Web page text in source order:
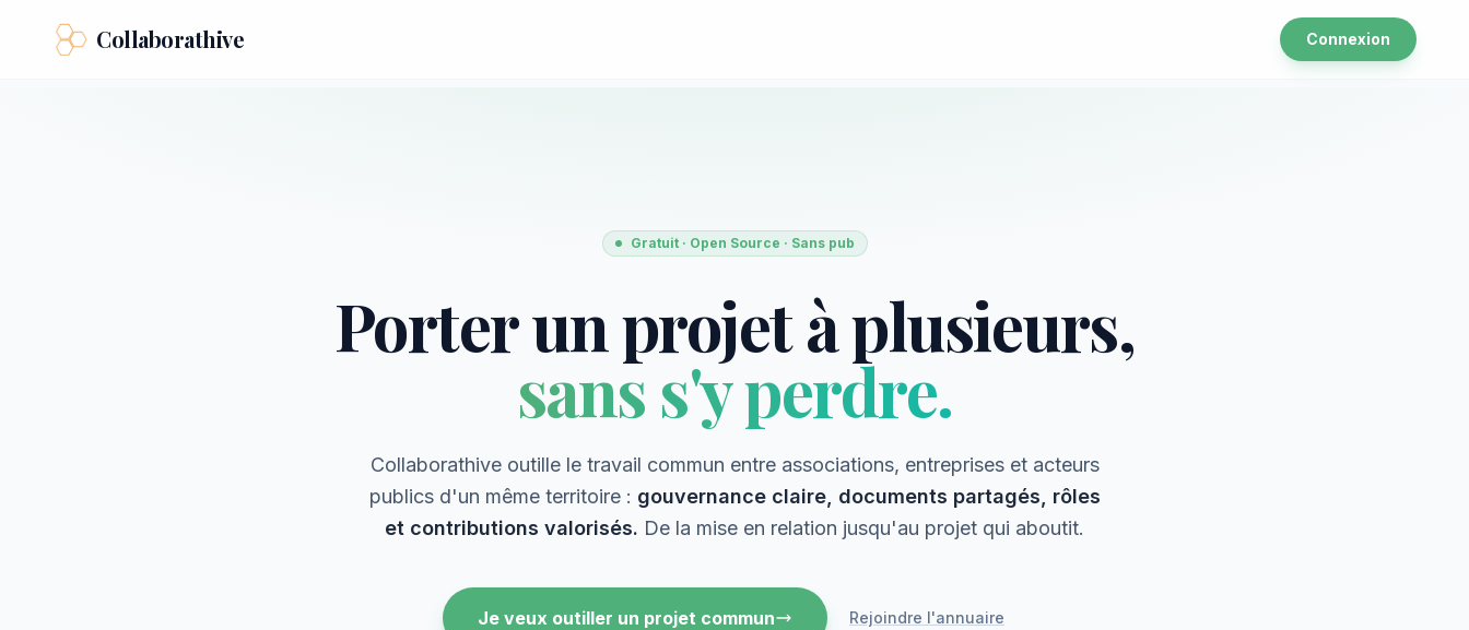
Collaborathive Connexion
Gratuit · Open Source · Sans pub
Porter un projet à plusieurs,
sans s'y perdre.
Collaborathive outille le travail commun entre associations, entreprises et acteurs
publics d'un même territoire : gouvernance claire, documents partagés, rôles
et contributions valorisés. De la mise en relation jusqu'au projet qui aboutit.
Je veux outiller un projet commun Rejoindre l'annuaire